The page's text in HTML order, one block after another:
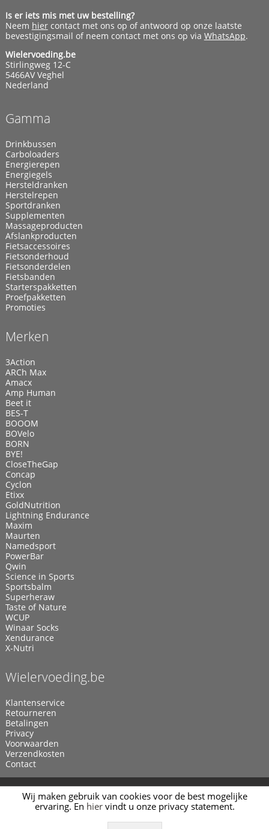
Is er iets mis met uw bestelling?
Neem hiercontact met ons op of antwoord op onze laatste
bevestigingsmail of neem contact met ons op via WhatsApp.
Wielervoeding.be
Stirlingweg 12-C
5466AV Veghel
Nederland
Gamma
Drinkbussen
Carboloaders
Energierepen
Energiegels
Hersteldranken
Herstelrepen
Sportdranken
Supplementen
Massageproducten
Afslankproducten
Fietsaccessoires
Fietsonderhoud
Fietsonderdelen
Fietsbanden
Starterspakketten
Proefpakketten
Promoties
Merken
3Action
ARCh Max
Amacx
Amp Human
Beet it
BES-T
BOOOM
BOVelo
BORN
BYE!
CloseTheGap
Concap
Cyclon
Etixx
GoldNutrition
Lightning Endurance
Maxim
Maurten
Namedsport
PowerBar
Qwin
Science in Sports
Sportsbalm
Superheraw
Taste of Nature
WCUP
Winaar Socks
Xendurance
X-Nutri
Wielervoeding.be
Klantenservice
Retourneren
Betalingen
Privacy
Voorwaarden
Verzendkosten
Contact
© 2011 - 2026Wielervoeding.be Webwinkel doorManieu.com
Wij maken gebruik van cookies voor de best mogelijke
ervaring. En hiervindt u onze privacy statement.